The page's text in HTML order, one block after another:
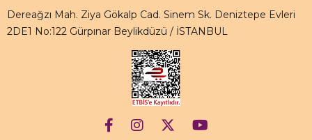
Dereağzı Mah. Ziya Gökalp Cad. Sinem Sk. Deniztepe Evleri
2DE1 No:122 Gürpınar Beylikdüzü / İSTANBUL